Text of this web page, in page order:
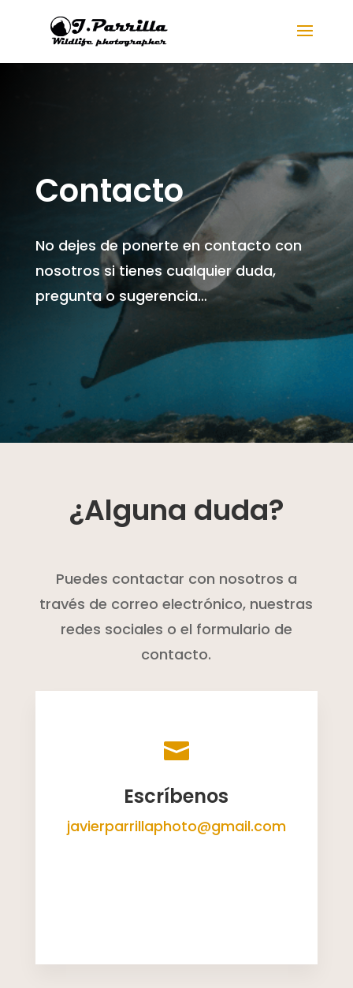
Contacto
No dejes de ponerte en contacto con
nosotros si tienes cualquier duda,
pregunta o sugerencia…
¿Alguna duda?
Puedes contactar con nosotros a
través de correo electrónico, nuestras
redes sociales o el formulario de
contacto.

Escríbenos
javierparrillaphoto@gmail.com